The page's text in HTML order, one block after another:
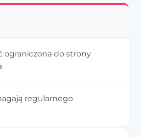
ograniczona do strony
regularnego